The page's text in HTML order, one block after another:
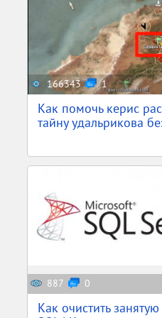
166343 1
Как помочь керис
тайну удальрикова
887 0
Как очистить